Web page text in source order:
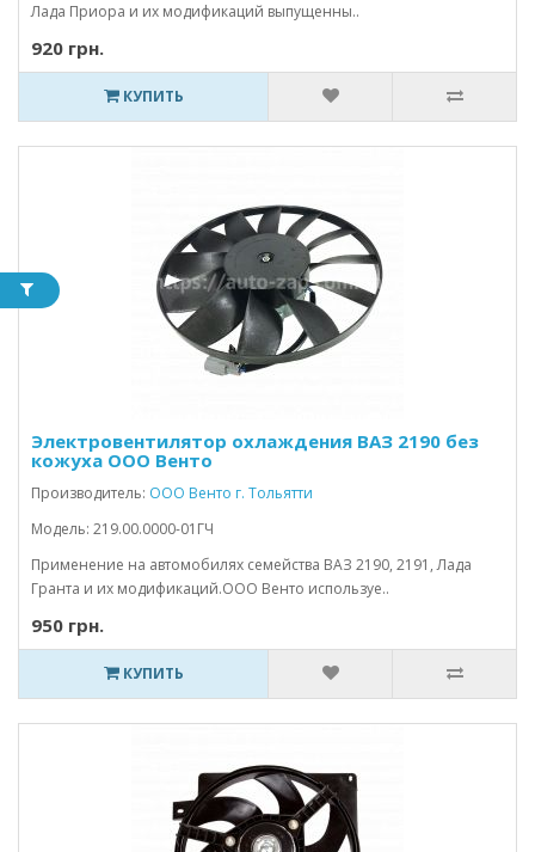
Лада Приора и их модификаций выпущенны..
920 грн.
КУПИТЬ
Электровентилятор охлаждения ВАЗ 2190 без
кожуха ООО Венто
Производитель: ООО Венто г. Тольятти
Модель: 219.00.0000-01ГЧ
Применение на автомобилях семейства ВАЗ 2190, 2191, Лада
Гранта и их модификаций.ООО Венто используе..
950 грн.
КУПИТЬ